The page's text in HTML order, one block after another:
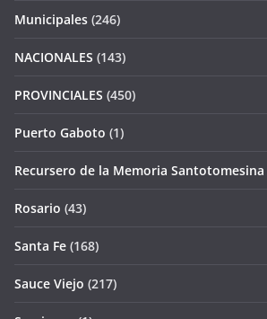
Municipales (246)
NACIONALES (143)
PROVINCIALES (450)
Puerto Gaboto (1)
Recursero de la Memoria Santotomesina
Rosario (43)
Santa Fe (168)
Sauce Viejo (217)